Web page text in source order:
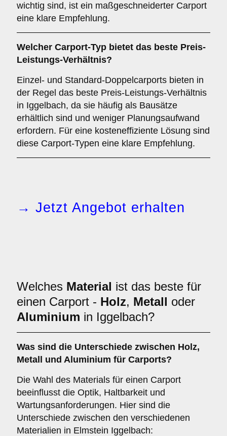
wichtig sind, ist ein maßgeschneiderter Carport
eine klare Empfehlung.
Welcher Carport-Typ bietet das beste Preis-
Leistungs-Verhältnis?
Einzel- und Standard-Doppelcarports bieten in
der Regel das beste Preis-Leistungs-Verhältnis
in Iggelbach, da sie häufig als Bausätze
erhältlich sind und weniger Planungsaufwand
erfordern. Für eine kosteneffiziente Lösung sind
diese Carport-Typen eine klare Empfehlung.
→ Jetzt Angebot erhalten
Welches Material ist das beste für
einen Carport - Holz, Metall oder
Aluminium in Iggelbach?
Was sind die Unterschiede zwischen Holz,
Metall
und Aluminium für Carports?
Die Wahl des Materials für einen Carport
beeinflusst die Optik, Haltbarkeit und
Wartungsanforderungen. Hier sind die
Unterschiede zwischen den verschiedenen
Materialien in Elmstein Iggelbach: